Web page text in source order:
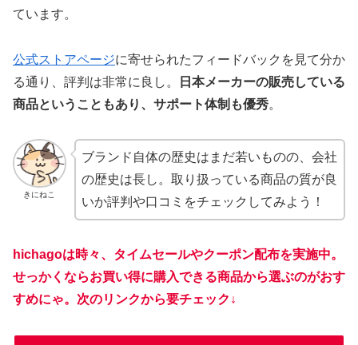
ています。
公式ストアページに寄せられたフィードバックを見て分か
る通り、評判は非常に良し。
日本メーカーの販売している
商品ということもあり、サポート体制も優秀。
きにねこ
ブランド自体の歴史はまだ若いものの、会社
の歴史は長し。取り扱っている商品の質が良
いか評判や口コミをチェックしてみよう！
hichagoは時々、タイムセールやクーポン配布を実施中。
せっかくならお買い得に購入できる商品から選ぶのがおす
すめにゃ。次のリンクから要チェック↓